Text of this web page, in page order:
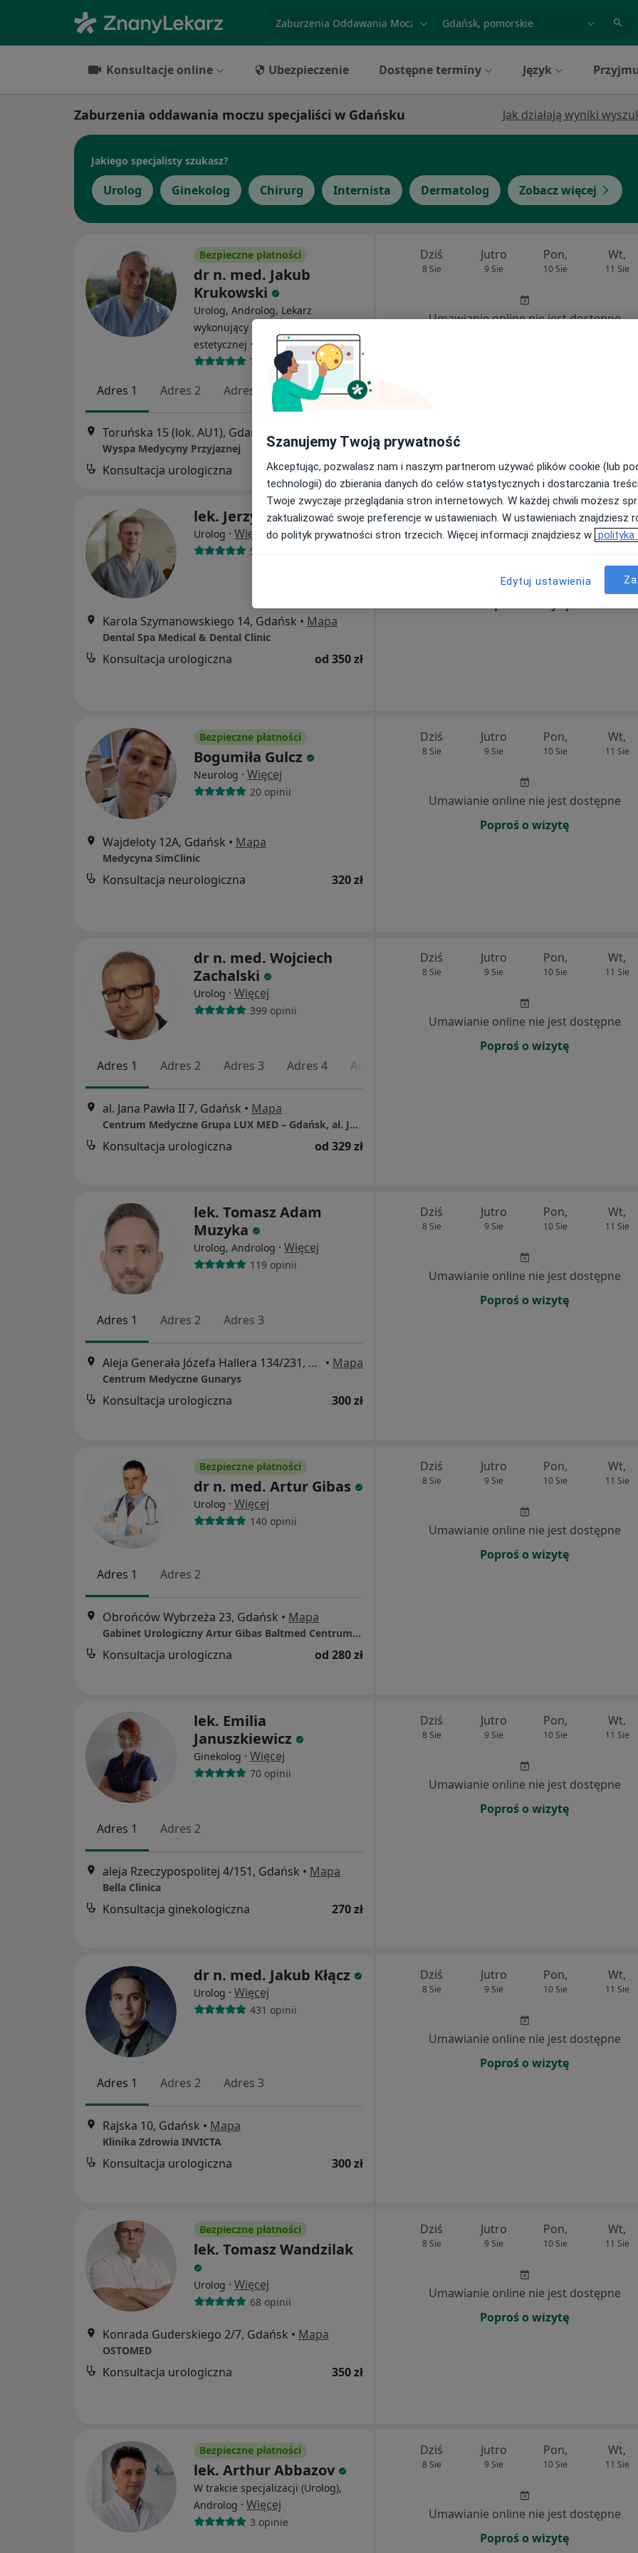
specjalizacja, badanie lub nazwiskomiasto lub dzielnica
Konsultacje online Ubezpieczenie Dostępne terminy Język
Zaburzenia oddawania moczu specjaliści w Gdańsku Jak działają wyniki
Jakiego specjalisty szukasz?
Urolog Ginekolog Chirurg Internista Dermatolog Zobacz więcej
Bezpieczne płatności
dr n. med. Jakub
Krukowski
Urolog, Androlog, Lekarz
wykonujący zabiegi medycyny
estetycznej · Więcej
782 opinie
Adres 1 Adres 2 Adres 3 Adres 4 Adres 5
Toruńska 15 (lok. AU1), Gdańsk• Mapa
Wyspa Medycyny Przyjaznej
Konsultacja urologiczna 300 zł
Dziś
8 Sie
Jutro
9 Sie
Pon,
10 Sie
Wt,
11 Sie
Umawianie online nie jest dostępne
lek. Jerzy Sroczyński
Urolog · Więcej
5 opinii
Karola Szymanowskiego 14, Gdańsk • Mapa
Dental Spa Medical & Dental Clinic
Konsultacja urologiczna od 350 zł
Dziś
8 Sie
Jutro
9 Sie
Pon,
10 Sie
Wt,
11 Sie
Umawianie online nie jest dostępne
Bezpieczne płatności
Bogumiła Gulcz
Neurolog · Więcej
20 opinii
Wajdeloty 12A, Gdańsk • Mapa
Medycyna SimClinic
Konsultacja neurologiczna 320 zł
Dziś
8 Sie
Jutro
9 Sie
Pon,
10 Sie
Wt,
11 Sie
Umawianie online nie jest dostępne
Poproś o wizytę
dr n. med. Wojciech
Zachalski
Urolog · Więcej
399 opinii
Adres 1 Adres 2 Adres 3 Adres 4 Adres 5
al. Jana Pawła II 7, Gdańsk • Mapa
Centrum Medyczne Grupa LUX MED – Gdańsk, al. Jana Pawła II 7
Konsultacja urologiczna od 329 zł
Dziś
8 Sie
Jutro
9 Sie
Pon,
10 Sie
Wt,
11 Sie
Umawianie online nie jest dostępne
Poproś o wizytę
lek. Tomasz Adam
Muzyka
Urolog, Androlog · Więcej
119 opinii
Adres 1 Adres 2 Adres 3
Aleja Generała Józefa Hallera 134/231, Gdańsk • Mapa
Centrum Medyczne Gunarys
Konsultacja urologiczna 300 zł
Dziś
8 Sie
Jutro
9 Sie
Pon,
10 Sie
Wt,
11 Sie
Umawianie online nie jest dostępne
Poproś o wizytę
Bezpieczne płatności
dr n. med. Artur Gibas
Urolog · Więcej
140 opinii
Adres 1 Adres 2
Obrońców Wybrzeża 23, Gdańsk • Mapa
Gabinet Urologiczny Artur Gibas Baltmed Centrum Horyzont LU1
Konsultacja urologiczna od 280 zł
Dziś
8 Sie
Jutro
9 Sie
Pon,
10 Sie
Wt,
11 Sie
Umawianie online nie jest dostępne
Poproś o wizytę
lek. Emilia
Januszkiewicz
Ginekolog · Więcej
70 opinii
Adres 1 Adres 2
aleja Rzeczypospolitej 4/151, Gdańsk • Mapa
Bella Clinica
Konsultacja ginekologiczna 270 zł
Dziś
8 Sie
Jutro
9 Sie
Pon,
10 Sie
Wt,
11 Sie
Umawianie online nie jest dostępne
Poproś o wizytę
dr n. med. Jakub Kłącz
Urolog · Więcej
431 opinii
Adres 1 Adres 2 Adres 3
Rajska 10, Gdańsk • Mapa
Klinika Zdrowia INVICTA
Konsultacja urologiczna 300 zł
Dziś
8 Sie
Jutro
9 Sie
Pon,
10 Sie
Wt,
11 Sie
Umawianie online nie jest dostępne
Poproś o wizytę
Bezpieczne płatności
lek. Tomasz Wandzilak
Urolog · Więcej
68 opinii
Konrada Guderskiego 2/7, Gdańsk • Mapa
OSTOMED
Konsultacja urologiczna 350 zł
Dziś
8 Sie
Jutro
9 Sie
Pon,
10 Sie
Wt,
11 Sie
Umawianie online nie jest dostępne
Poproś o wizytę
Bezpieczne płatności
lek. Arthur Abbazov
W trakcie specjalizacji (Urolog),
Androlog · Więcej
3 opinie
Dziś
8 Sie
Jutro
9 Sie
Pon,
10 Sie
Wt,
11 Sie
Umawianie online nie jest dostępne
Poproś o wizytę
Szanujemy Twoją prywatność
Akceptując, pozwalasz nam i naszym partnerom używać plików cookie (lub
technologii) do zbierania danych do celów statystycznych i dostarczania
Twoje zwyczaje przeglądania stron internetowych. W każdej chwili możesz
zaktualizować swoje preferencje w ustawieniach. W ustawieniach znajdziesz
do polityk prywatności stron trzecich. Więcej informacji znajdziesz w polityka
Edytuj ustawienia